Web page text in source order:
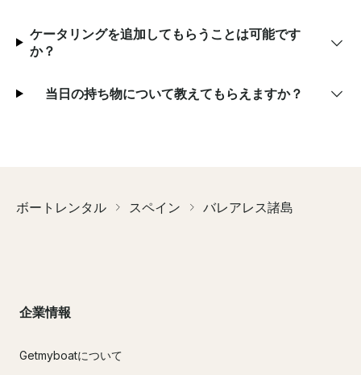
ケータリングを追加してもらうことは可能です
か？
当日の持ち物について教えてもらえますか？
ボートレンタル スペイン バレアレス諸島
企業情報
Getmyboatについて